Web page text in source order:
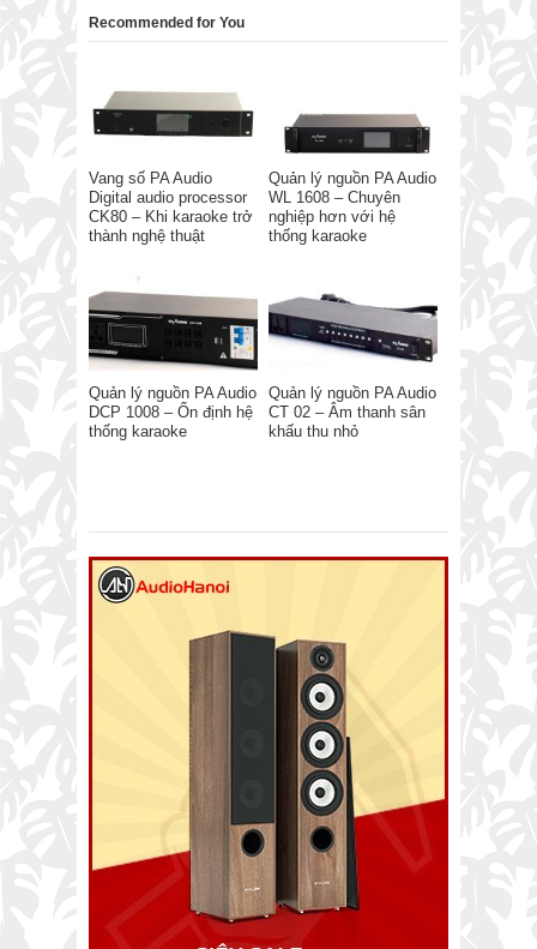
Recommended for You
Vang số PA Audio
Digital audio processor
CK80 – Khi karaoke trở
thành nghệ thuật
Quản lý nguồn PA Audio
WL 1608 – Chuyên
nghiệp hơn với hệ
thống karaoke
Quản lý nguồn PA Audio
DCP 1008 – Ổn định hệ
thống karaoke
Quản lý nguồn PA Audio
CT 02 – Âm thanh sân
khấu thu nhỏ